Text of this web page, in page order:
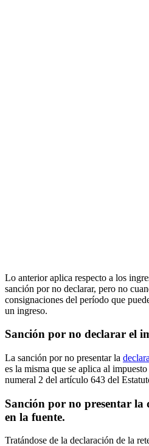
Lo anterior aplica respecto a los
sanción por no declarar, pero no
consignaciones del período que
un ingreso.
Sanción por no declarar el
La sanción por no presentar la
es la misma que se aplica al
numeral 2 del artículo 643 del
Sanción por no presentar la
en la fuente.
Tratándose de la declaración de la